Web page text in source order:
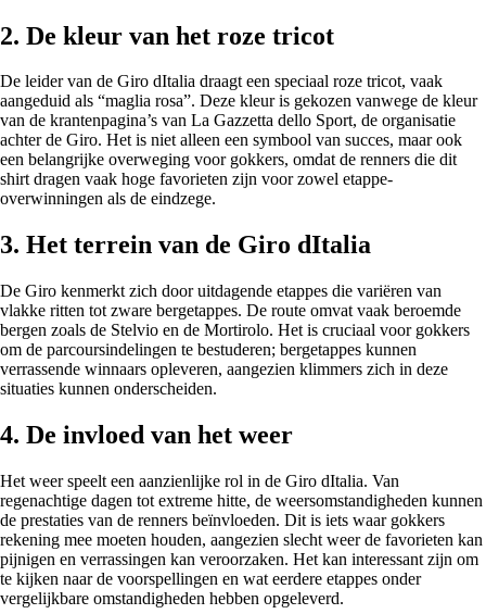
2. De kleur van het roze tricot
De leider van de Giro dItalia draagt een speciaal roze tricot, vaak
aangeduid als “maglia rosa”. Deze kleur is gekozen vanwege de kleur
van de krantenpagina’s van La Gazzetta dello Sport, de organisatie
achter de Giro. Het is niet alleen een symbool van succes, maar ook
een belangrijke overweging voor gokkers, omdat de renners die dit
shirt dragen vaak hoge favorieten zijn voor zowel etappe-
overwinningen als de eindzege.
3. Het terrein van de Giro dItalia
De Giro kenmerkt zich door uitdagende etappes die variëren van
vlakke ritten tot zware bergetappes. De route omvat vaak beroemde
bergen zoals de Stelvio en de Mortirolo. Het is cruciaal voor gokkers
om de parcoursindelingen te bestuderen; bergetappes kunnen
verrassende winnaars opleveren, aangezien klimmers zich in deze
situaties kunnen onderscheiden.
4. De invloed van het weer
Het weer speelt een aanzienlijke rol in de Giro dItalia. Van
regenachtige dagen tot extreme hitte, de weersomstandigheden kunnen
de prestaties van de renners beïnvloeden. Dit is iets waar gokkers
rekening mee moeten houden, aangezien slecht weer de favorieten kan
pijnigen en verrassingen kan veroorzaken. Het kan interessant zijn om
te kijken naar de voorspellingen en wat eerdere etappes onder
vergelijkbare omstandigheden hebben opgeleverd.